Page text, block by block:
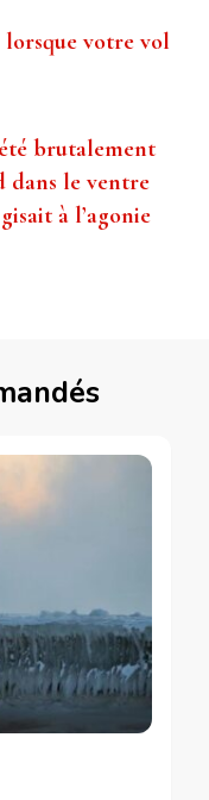
votre vol
brutalement
dans le ventre
à l’agonie